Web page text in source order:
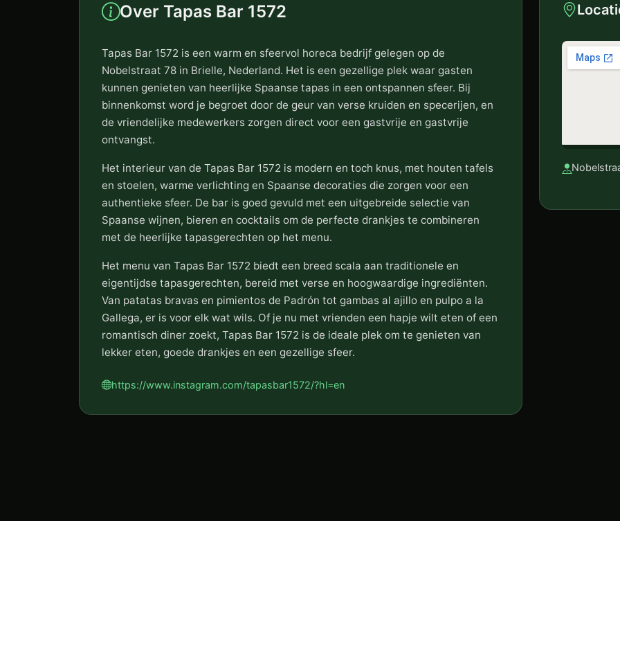
Over Tapas Bar 1572
Tapas Bar 1572 is een warm en sfeervol horeca bedrijf gelegen op de
Nobelstraat 78 in Brielle, Nederland. Het is een gezellige plek waar gasten
kunnen genieten van heerlijke Spaanse tapas in een ontspannen sfeer. Bij
binnenkomst word je begroet door de geur van verse kruiden en specerijen, en
de vriendelijke medewerkers zorgen direct voor een gastvrije en gastvrije
ontvangst.
Het interieur van de Tapas Bar 1572 is modern en toch knus, met houten tafels
en stoelen, warme verlichting en Spaanse decoraties die zorgen voor een
authentieke sfeer. De bar is goed gevuld met een uitgebreide selectie van
Spaanse wijnen, bieren en cocktails om de perfecte drankjes te combineren
met de heerlijke tapasgerechten op het menu.
Het menu van Tapas Bar 1572 biedt een breed scala aan traditionele en
eigentijdse tapasgerechten, bereid met verse en hoogwaardige ingrediënten.
Van patatas bravas en pimientos de Padrón tot gambas al ajillo en pulpo a la
Gallega, er is voor elk wat wils. Of je nu met vrienden een hapje wilt eten of een
romantisch diner zoekt, Tapas Bar 1572 is de ideale plek om te genieten van
lekker eten, goede drankjes en een gezellige sfeer.
https://www.instagram.com/tapasbar1572/?hl=en